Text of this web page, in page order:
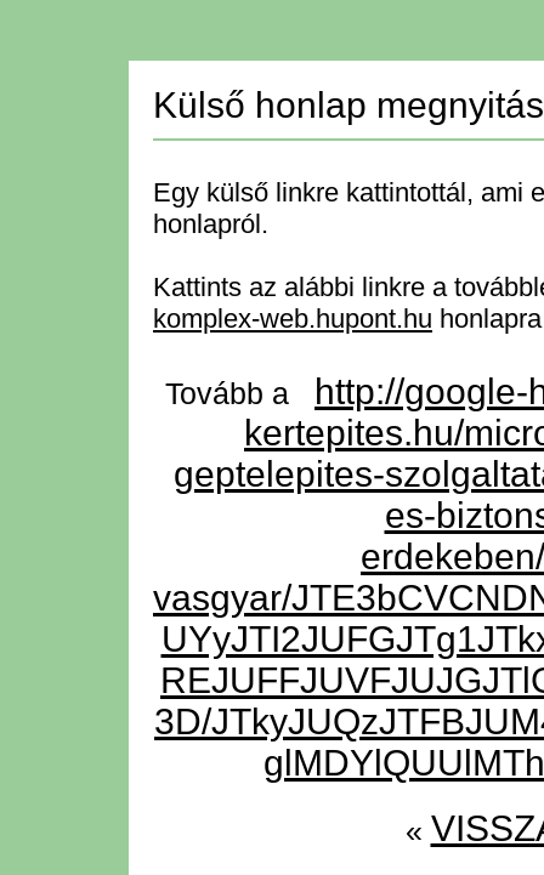
Külső honlap
Egy külső linkre kattintottál, ami
honlapról.
Kattints az alábbi linkre a
komplex-web.hupont.hu
Tovább a http://google-
kertepites.hu/
geptelepites-
es-
vasgyar/
3D/
«